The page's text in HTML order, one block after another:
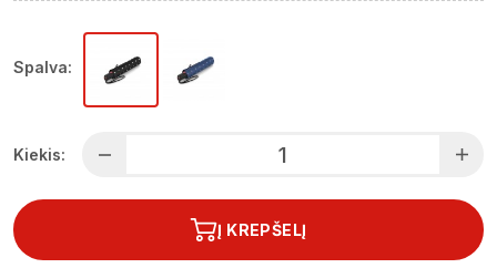
Spalva:
Kiekis:
Į KREPŠELĮ